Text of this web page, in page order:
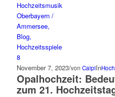
November 7, 2023/von CaipiIn
Opalhochzeit:
zum 21.